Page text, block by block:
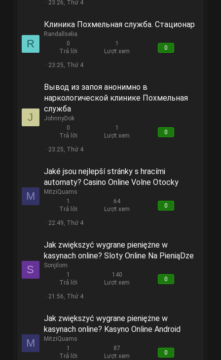
23:26, Thứ 4
R
Клиника Похмельная служба. Стационар
Randallselia
0
Trả lời
1
Lượt xem
0
23:25, Thứ 4
J
Вывод из запоя анонимно в
наркологической клинике Похмельная
служба
JohnnyDok
0
Trả lời
1
Lượt xem
0
23:25, Thứ 4
M
Jaké jsou nejlepší stránky s hracími
automaty? Casino Online Volne Otocky
MitziQuams
1
Trả lời
64
Lượt xem
0
22:49, Thứ 4
S
Jak zwiększyć wygrane pieniężne w
kasynach online? Sloty Online Na PieniąDze
Sonjilom
1
Trả lời
140
Lượt xem
0
21:56, Thứ 4
M
Jak zwiększyć wygrane pieniężne w
kasynach online? Kasyno Online Android
MitziQuams
1
Trả lời
87
Lượt xem
0